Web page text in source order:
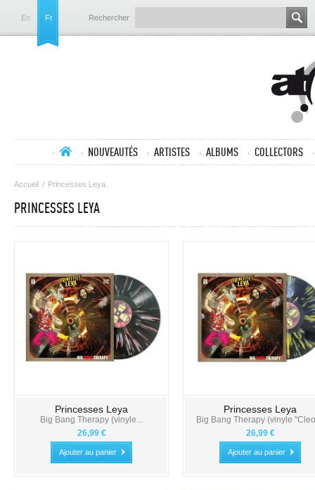
En Fr Rechercher
NOUVEAUTÉS ARTISTES ALBUMS COLLECTORS
Accueil / Princesses Leya
PRINCESSES LEYA
Princesses Leya
Big Bang Therapy (vinyle...
26,99 €
Ajouter au panier
Princesses Leya
Big Bang Therapy (vinyle
26,99 €
Ajouter au panier